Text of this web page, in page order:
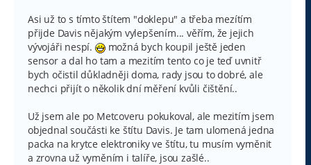
s
p
ě
v
k
Asi už to s tímto štítem "doklepu" a třeba mezítím
přijde Davis nějakým vylepšením... věřím, že jejich
vývojáři nespí.
možná bych koupil ještě jeden
sensor a dal ho tam a mezitím tento co je teď uvnitř
bych očistil důkladněji doma, rady jsou to dobré, ale
nechci přijít o několik dní měření kvůli čištění..
Už jsem ale po Metcoveru pokukoval, ale mezitím jsem
objednal součásti ke štítu Davis. Je tam ulomená jedna
packa na krytce elektroniky ve štítu, tu musím vyměnit
a zrovna už vyměním i talíře, jsou zašlé..